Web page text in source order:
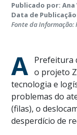
Publicado por:
Data de
Fonte da
A Prefeitura
o projeto
tecnologia e
problemas do
(filas), o
desperdício de